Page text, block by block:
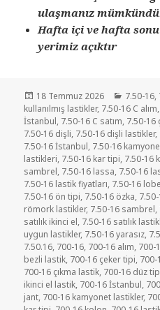
ulaşmanız
Hafta içi ve hafta sonu
yerimiz açıktır
Yayın
tarihi
18 Temmuz 2026 7.50-16,
kullanılmış lastikler, 7.50-16 C alım,
İstanbul, 7.50-16 C satım, 7.50-16
7.50-16 dişli, 7.50-16 dişli lastikler,
7.50-16 İstanbul, 7.50-16
lastikleri, 7.50-16 kar tipi, 7.50-16
sambrel, 7.50-16 lassa, 7.50-16
7.50-16 lastik fiyatları, 7.50-16
7.50-16 ön tipi, 7.50-16 özka,
römork lastikler, 7.50-16 sambrel,
satılık ikinci el, 7.50-16 satılık
uygun lastikler, 7.50-16 yarasız,
7.50.16, 700-16, 700-16 alım, 700-
bezli lastik, 700-16 çeker tipi, 700-
700-16 çıkma lastik, 700-16 düz
ikinci el lastik, 700-16 İstanbul,
jant, 700-16 kamyonet lastikler,